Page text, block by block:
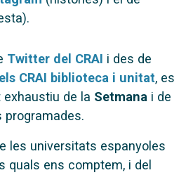
Twitter del CRAI i des de
CRAI biblioteca i unitat, es
de la Setmana i de
les universitats espanyoles
quals ens comptem, i del